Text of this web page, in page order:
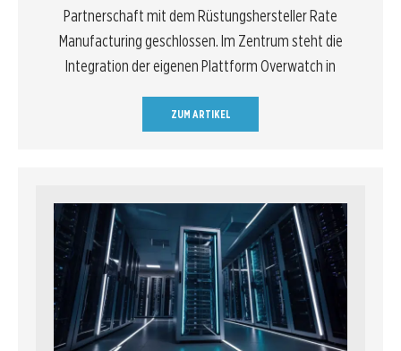
Partnerschaft mit dem Rüstungshersteller Rate
Manufacturing geschlossen. Im Zentrum steht die
Integration der eigenen Plattform Overwatch in
ZUM ARTIKEL